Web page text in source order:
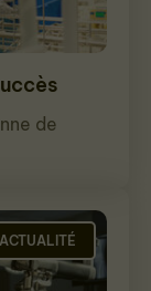
de
ACTUALITÉ